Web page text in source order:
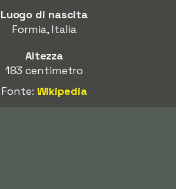
Luogo di nascita
Formia, Italia
Altezza
183 centimetro
Fonte: Wikipedia